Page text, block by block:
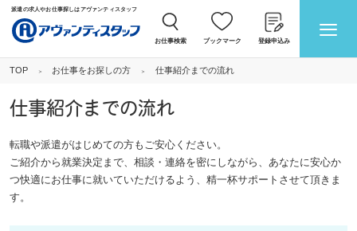
派遣の求人やお仕事探しはアヴァンティスタッフ
お仕事検索 ブックマーク 登録申込み
TOP お仕事をお探しの方 仕事紹介までの流れ
仕事紹介までの流れ
転職や派遣がはじめての方もご安心ください。
ご紹介から就業決定まで、相談・連絡を密にしながら、あなたに安心か
つ快適にお仕事に就いていただけるよう、精一杯サポートさせて頂きま
す。